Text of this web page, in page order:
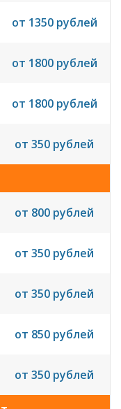
от 1350 рублей
от 1800 рублей
от 1800 рублей
от 350 рублей
от 800 рублей
от 350 рублей
от 350 рублей
от 850 рублей
от 350 рублей